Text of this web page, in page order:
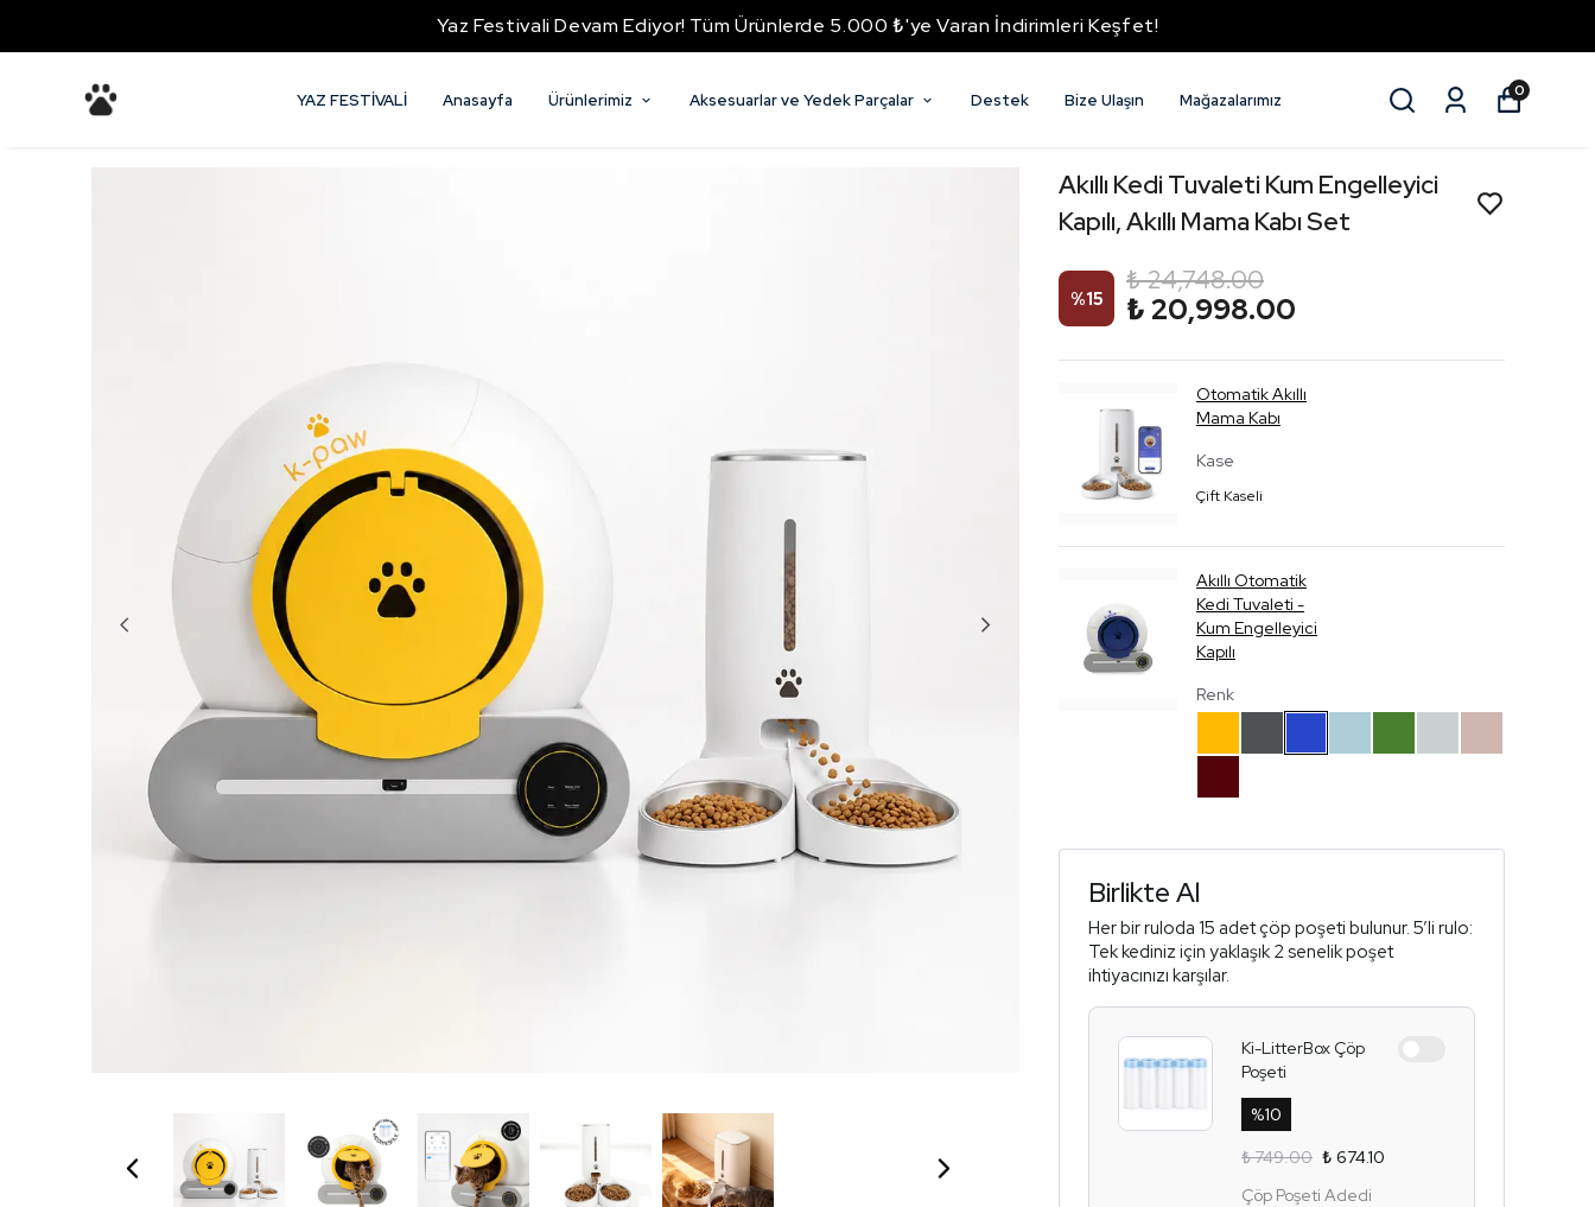
Yaz Festivali Devam Ediyor! Tüm Ürünlerde 5.000 ₺'ye Varan İndirimleri Keşfet!
YAZ FESTİVALİ Anasayfa Ürünlerimiz Aksesuarlar ve Yedek Parçalar Destek Bize Ulaşın Mağazalarımız 0
Akıllı Kedi Tuvaleti Kum Engelleyici
Kapılı, Akıllı Mama Kabı Set
%15
₺ 24,748.00
₺ 20,998.00
Otomatik Akıllı
Mama Kabı
Kase
Çift Kaseli
Akıllı Otomatik
Kedi Tuvaleti -
Kum Engelleyici
Kapılı
Renk
Birlikte Al
Her bir ruloda 15 adet çöp poşeti bulunur. 5’li rulo:
Tek kediniz için yaklaşık 2 senelik poşet
ihtiyacınızı karşılar.
Ki-LitterBox Çöp
Poşeti
%10
₺ 749.00 ₺ 674.10
Çöp Poşeti Adedi